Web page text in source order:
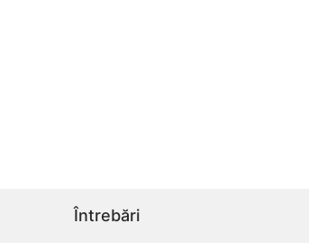
Întrebări